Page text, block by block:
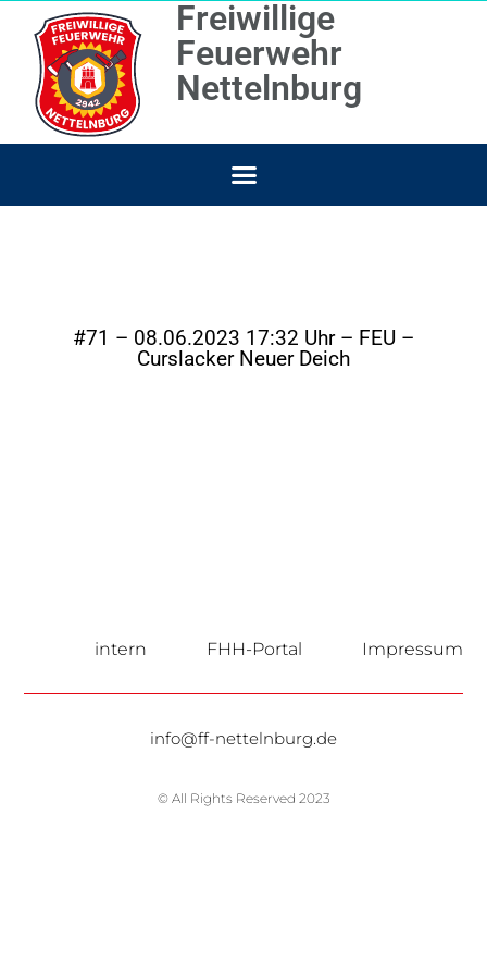
Freiwillige
Feuerwehr
Nettelnburg
#71 – 08.06.2023 17:32 Uhr – FEU –
Curslacker Neuer Deich
intern FHH-Portal Impressum
info@ff-nettelnburg.de
© All Rights Reserved 2023